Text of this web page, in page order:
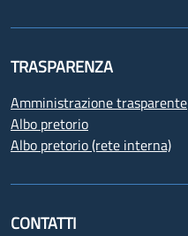
TRASPARENZA
Amministrazione trasparente
Albo pretorio
Albo pretorio (rete interna)
CONTATTI